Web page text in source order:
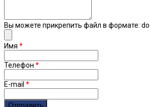
Вы можете прикрепить файл в формате:
Имя *
Телефон *
E-mail *